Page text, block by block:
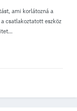
ami korlátozná a
csatlakoztatott eszköz